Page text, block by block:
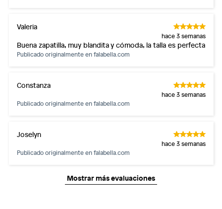
Valeria
hace 3 semanas
Buena zapatilla, muy blandita y cómoda, la talla es perfecta
Publicado originalmente enfalabella.com
Constanza
hace 3 semanas
Publicado originalmente enfalabella.com
Joselyn
hace 3 semanas
Publicado originalmente enfalabella.com
Mostrar más evaluaciones